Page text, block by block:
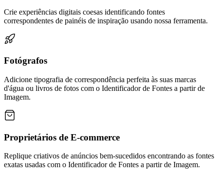
Crie experiências digitais coesas identificando fontes
correspondentes de painéis de inspiração usando nossa ferramenta.
Fotógrafos
Adicione tipografia de correspondência perfeita às suas marcas
d'água ou livros de fotos com o Identificador de Fontes a partir de
Imagem.
Proprietários de E-commerce
Replique criativos de anúncios bem-sucedidos encontrando as fontes
exatas usadas com o Identificador de Fontes a partir de Imagem.